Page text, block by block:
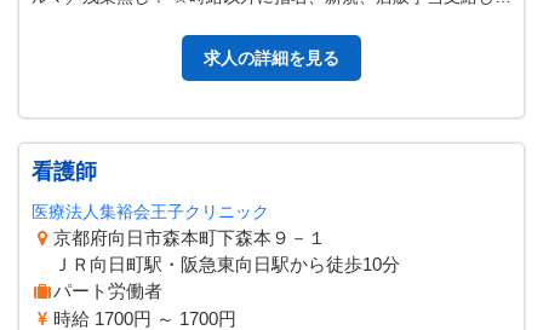
求人の詳細を見る
看護師
医療法人集裕会王子クリニック
京都府向日市森本町下森本９－１
ＪＲ向日町駅・阪急東向日駅から徒歩10分
パート労働者
時給 1700円 ～ 1700円